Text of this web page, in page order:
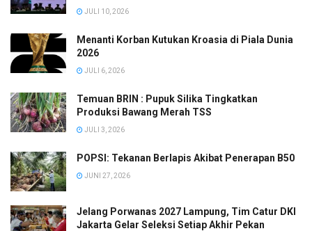
JULI 10, 2026
Menanti Korban Kutukan Kroasia di Piala Dunia
2026
JULI 6, 2026
Temuan BRIN : Pupuk Silika Tingkatkan
Produksi Bawang Merah TSS
JULI 3, 2026
POPSI: Tekanan Berlapis Akibat Penerapan B50
JUNI 27, 2026
Jelang Porwanas 2027 Lampung, Tim Catur DKI
Jakarta Gelar Seleksi Setiap Akhir Pekan